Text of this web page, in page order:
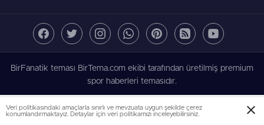
BirFanatik teması BirTema.com ekibi tarafından üretilmiş premium
spor haberleri temasıdır.
Veri politikasındaki amaçlarla sınırlı ve mevzuata uygun şekilde çerez
konumlandırmaktayız. Detaylar için veri politikamızı inceleyebilirsiniz.